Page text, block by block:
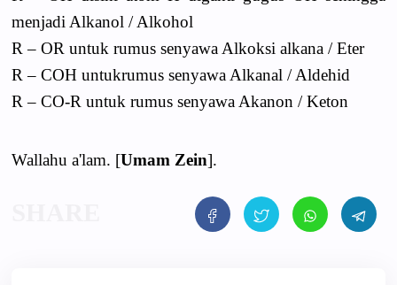
menjadi Alkanol / Alkohol
R – OR untuk rumus senyawa Alkoksi alkana / Eter
R – COH untukrumus senyawa Alkanal / Aldehid
R – CO-R untuk rumus senyawa Akanon / Keton
Wallahu a'lam. [Umam Zein].